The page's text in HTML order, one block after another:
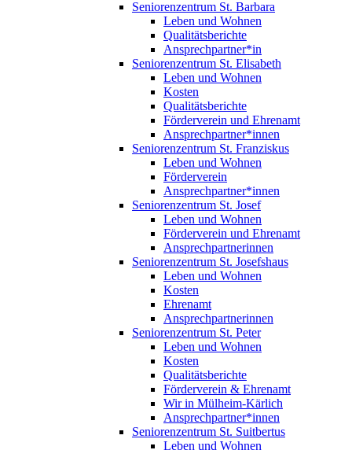
Seniorenzentrum St. Barbara
Leben und Wohnen
Qualitätsberichte
Ansprechpartner*in
Seniorenzentrum St. Elisabeth
Leben und Wohnen
Kosten
Qualitätsberichte
Förderverein und Ehrenamt
Ansprechpartner*innen
Seniorenzentrum St. Franziskus
Leben und Wohnen
Förderverein
Ansprechpartner*innen
Seniorenzentrum St. Josef
Leben und Wohnen
Förderverein und Ehrenamt
Ansprechpartnerinnen
Seniorenzentrum St. Josefshaus
Leben und Wohnen
Kosten
Ehrenamt
Ansprechpartnerinnen
Seniorenzentrum St. Peter
Leben und Wohnen
Kosten
Qualitätsberichte
Förderverein & Ehrenamt
Wir in Mülheim-Kärlich
Ansprechpartner*innen
Seniorenzentrum St. Suitbertus
Leben und Wohnen